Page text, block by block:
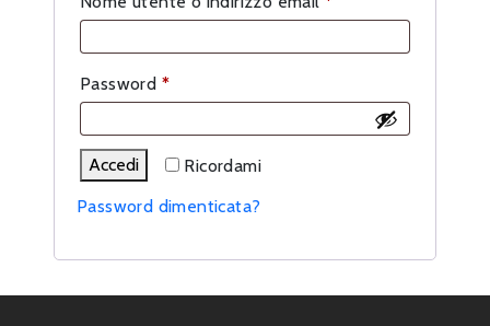
Password *Richiesto
Ricordami
Accedi
Password dimenticata?